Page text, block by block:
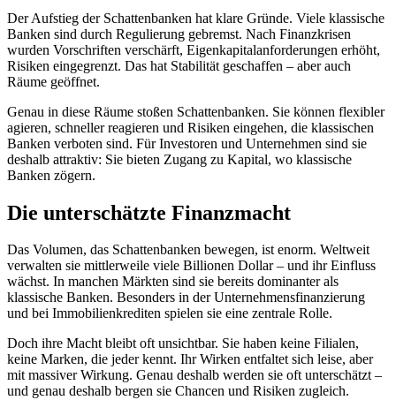
Der Aufstieg der Schattenbanken hat klare Gründe. Viele klassische
Banken sind durch Regulierung gebremst. Nach Finanzkrisen
wurden Vorschriften verschärft, Eigenkapitalanforderungen erhöht,
Risiken eingegrenzt. Das hat Stabilität geschaffen – aber auch
Räume geöffnet.
Genau in diese Räume stoßen Schattenbanken. Sie können flexibler
agieren, schneller reagieren und Risiken eingehen, die klassischen
Banken verboten sind. Für Investoren und Unternehmen sind sie
deshalb attraktiv: Sie bieten Zugang zu Kapital, wo klassische
Banken zögern.
Die unterschätzte Finanzmacht
Das Volumen, das Schattenbanken bewegen, ist enorm. Weltweit
verwalten sie mittlerweile viele Billionen Dollar – und ihr Einfluss
wächst. In manchen Märkten sind sie bereits dominanter als
klassische Banken. Besonders in der Unternehmensfinanzierung
und bei Immobilienkrediten spielen sie eine zentrale Rolle.
Doch ihre Macht bleibt oft unsichtbar. Sie haben keine Filialen,
keine Marken, die jeder kennt. Ihr Wirken entfaltet sich leise, aber
mit massiver Wirkung. Genau deshalb werden sie oft unterschätzt –
und genau deshalb bergen sie Chancen und Risiken zugleich.